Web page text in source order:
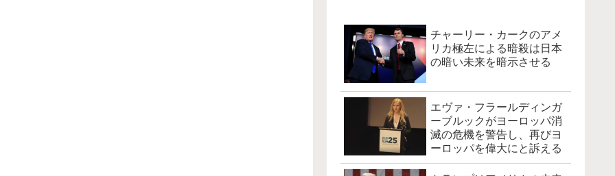
チャーリー・カークのアメ
リカ極左による暗殺は日本
の暗い未来を暗示させる
エヴァ・フラールディンガ
ーブルックがヨーロッパ消
滅の危機を警告し、再びヨ
ーロッパを偉大にと訴える